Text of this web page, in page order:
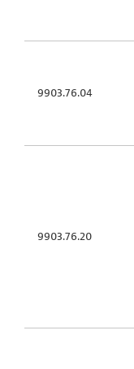
9903.76.04
9903.76.20